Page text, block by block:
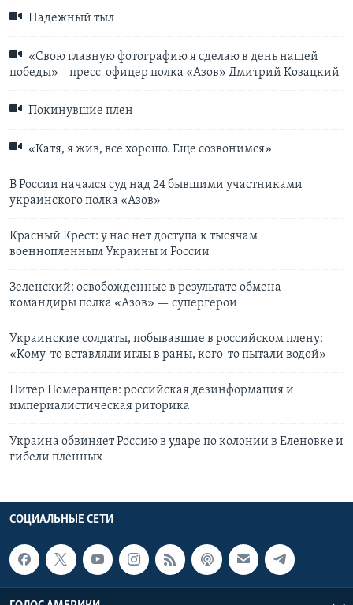
Надежный тыл
«Свою главную фотографию я сделаю в день нашей
победы» – пресс-офицер полка «Азов» Дмитрий Козацкий
Покинувшие плен
«Катя, я жив, все хорошо. Еще созвонимся»
В России начался суд над 24 бывшими участниками
украинского полка «Азов»
Красный Крест: у нас нет доступа к тысячам
военнопленным Украины и России
Зеленский: освобожденные в результате обмена
командиры полка «Азов» — супергерои
Украинские солдаты, побывавшие в российском плену:
«Кому-то вставляли иглы в раны, кого-то пытали водой»
Питер Померанцев: российская дезинформация и
империалистическая риторика
Украина обвиняет Россию в ударе по колонии в Еленовке и
гибели пленных
СОЦИАЛЬНЫЕ СЕТИ